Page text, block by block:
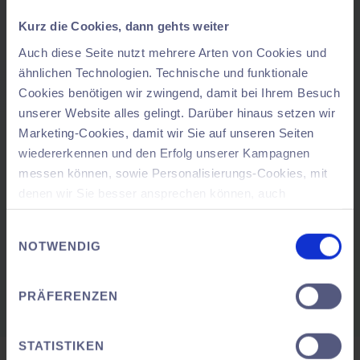
Kurz die Cookies, dann gehts weiter
Auch diese Seite nutzt mehrere Arten von Cookies und
ähnlichen Technologien. Technische und funktionale
Cookies benötigen wir zwingend, damit bei Ihrem Besuch
unserer Website alles gelingt. Darüber hinaus setzen wir
Marketing-Cookies, damit wir Sie auf unseren Seiten
wiedererkennen und den Erfolg unserer Kampagnen
messen können, sowie Personalisierungs-Cookies, mit
außerhalb unserer Webseiten. Dabei kann es
vorkommen, dass Ihre Daten in ein Land außerhalb der
Europäischen Union übertragen werden, welches ggf.
Sie können jederzeit – auch später noch – festlegen,
welche Cookies Sie zulassen und welche nicht (mehr
Informationen dazu unter „Einstellungen“).
NOTWENDIG
PRÄFERENZEN
STATISTIKEN
Live Demo
Th, 01.10.2026
9:00CET
45minutes